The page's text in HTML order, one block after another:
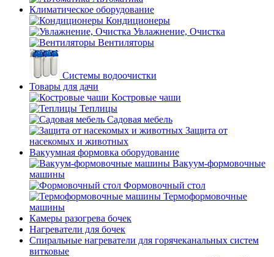
Климатическое оборудование
Кондиционеры
Увлажнение, Очистка
Вентиляторы
Системы водоочистки
Товары для дачи
Костровые чаши
Теплицы
Садовая мебель
Защита от
насекомых и животных
Вакуумная формовка оборудование
Вакуум-формовочные
машины
Формовочный стол
Термоформовочные
машины
Камеры разогрева бочек
Нагреватели для бочек
Спиральные нагреватели для горячеканальных систем
витковые